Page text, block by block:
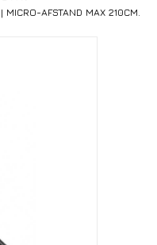
AFSTAND MAX 210CM.